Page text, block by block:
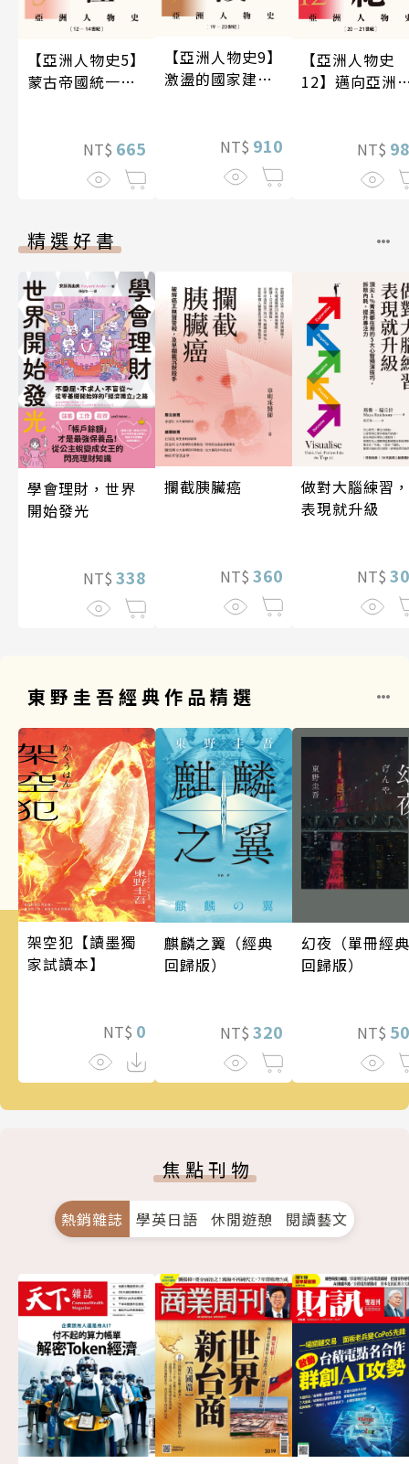
【亞洲人物史5】
蒙古帝國統一歐
NT$ 665
【亞洲人物史9】
激盪的國家建設
NT$ 910
【亞洲人物史
12】邁向亞洲
NT$
精選好書
學會理財，世界
開始發光
NT$ 338
攔截胰臟癌
NT$ 360
做對大腦練習，
表現就升級
NT$
東野圭吾經典作品精選
架空犯【讀墨獨
家試讀本】
NT$ 0
麒麟之翼（經典
回歸版）
NT$ 320
幻夜（單冊經典
回歸版）
NT$
焦點刊物
熱銷雜誌 學英日語 休閒遊憩 閱讀藝文